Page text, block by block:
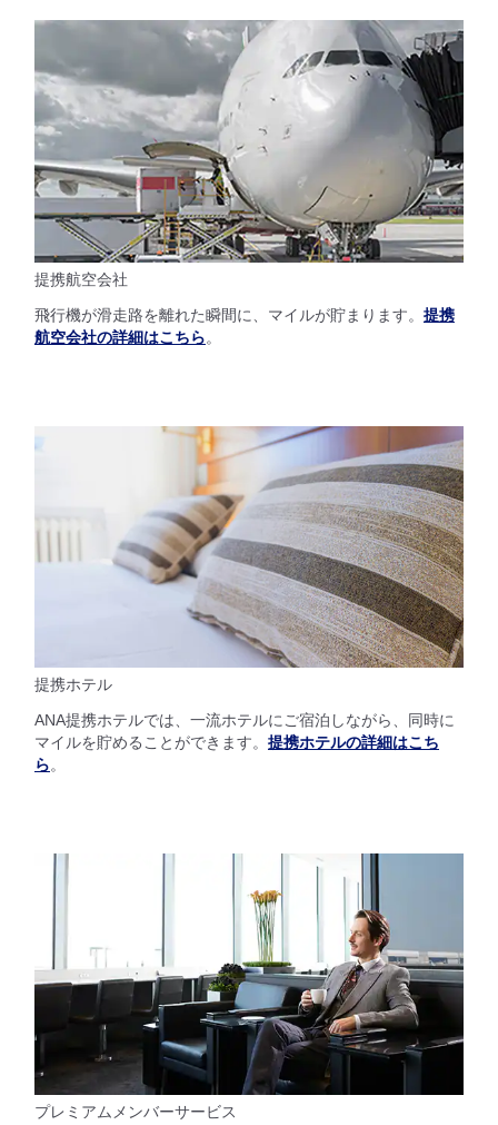
提携航空会社
飛行機が滑走路を離れた瞬間に、マイルが貯まります。 提携
航空会社の詳細はこちら。
提携ホテル
ANA提携ホテルでは、一流ホテルにご宿泊しながら、同時に
マイルを貯めることができます。 提携ホテルの詳細はこち
ら。
プレミアムメンバーサービス